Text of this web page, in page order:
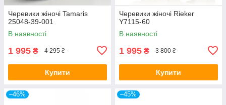
Черевики жіночі Tamaris
25048-39-001
В наявності
1 995 ₴ 4 295 ₴
Купити
Черевики жіночі Rieker
Y7115-60
В наявності
1 995 ₴ 3 800 ₴
Купити
–46% –45%